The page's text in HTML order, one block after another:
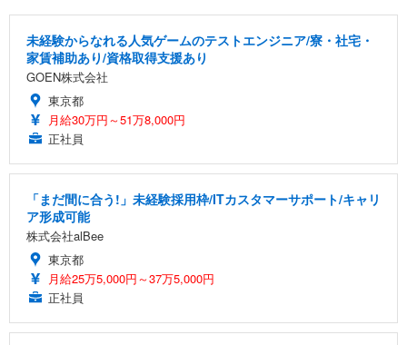
未経験からなれる人気ゲームのテストエンジニア/寮・社宅・
家賃補助あり/資格取得支援あり
GOEN株式会社
東京都
月給30万円～51万8,000円
正社員
「まだ間に合う!」未経験採用枠/ITカスタマーサポート/キャリ
ア形成可能
株式会社alBee
東京都
月給25万5,000円～37万5,000円
正社員